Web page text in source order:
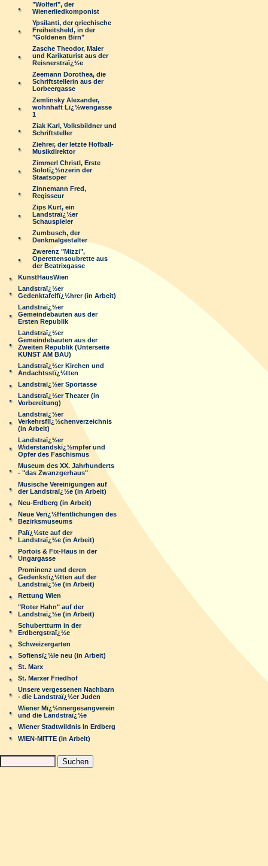
"Wolferl", der
Wienerliedkomponist
Ypsilanti, der griechische
Freiheitsheld, in der
"Goldenen Birn"
Zasche Theodor, Maler
und Karikaturist aus der
Reisnerstraï¿½e
Zeemann Dorothea, die
Schriftstellerin aus der
Lorbeergasse
Zemlinsky Alexander,
wohnhaft Lï¿½wengasse
1
Ziak Karl, Volksbildner und
Schriftsteller
Ziehrer, der letzte Hofball-
Musikdirektor
Zimmerl Christl, Erste
Solotï¿½nzerin der
Staatsoper
Zinnemann Fred,
Regisseur
Zips Kurt, ein
Landstraï¿½er
Schauspieler
Zumbusch, der
Denkmalgestalter
Zwerenz "Mizzi",
Operettensoubrette aus
der Beatrixgasse
KunstHausWien
Landstraï¿½er
Gedenktafelfï¿½hrer (in Arbeit)
Landstraï¿½er
Gemeindebauten aus der
Ersten Republik
Landstraï¿½er
Gemeindebauten aus der
Zweiten Republik (Unterseite
KUNST AM BAU)
Landstraï¿½er Kirchen und
Andachtsstï¿½tten
Landstraï¿½er Sportasse
Landstraï¿½er Theater (in
Vorbereitung)
Landstraï¿½er
Verkehrsflï¿½chenverzeichnis
(in Arbeit)
Landstraï¿½er
Widerstandskï¿½mpfer und
Opfer des Faschismus
Museum des XX. Jahrhunderts
- "das Zwanzgerhaus"
Musische Vereinigungen auf
der Landstraï¿½e (in Arbeit)
Neu-Erdberg (in Arbeit)
Neue Verï¿½ffentlichungen des
Bezirksmuseums
Palï¿½ste auf der
Landstraï¿½e (in Arbeit)
Portois & Fix-Haus in der
Ungargasse
Prominenz und deren
Gedenkstï¿½tten auf der
Landstraï¿½e (in Arbeit)
Rettung Wien
"Roter Hahn" auf der
Landstraï¿½e (in Arbeit)
Schubertturm in der
Erdbergstraï¿½e
Schweizergarten
Sofiensï¿½le neu (in Arbeit)
St. Marx
St. Marxer Friedhof
Unsere vergessenen Nachbarn
- die Landstraï¿½er Juden
Wiener Mï¿½nnergesangverein
und die Landstraï¿½e
Wiener Stadtwildnis in Erdberg
WIEN-MITTE (in Arbeit)